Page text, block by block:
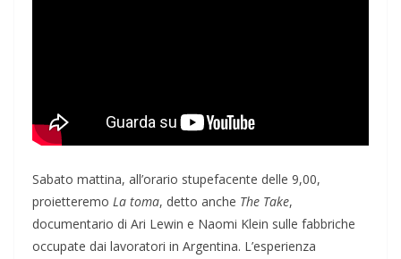
Sabato mattina, all’orario stupefacente delle 9,00,
proietteremo La toma, detto anche The Take,
documentario di Ari Lewin e Naomi Klein sulle fabbriche
occupate dai lavoratori in Argentina. L’esperienza